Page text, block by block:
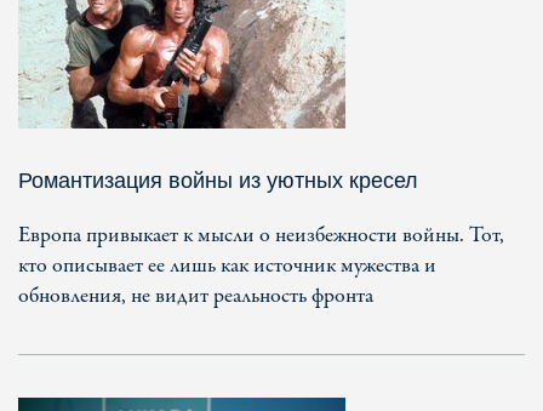
Романтизация войны из уютных кресел
Европа привыкает к мысли о неизбежности войны. Тот,
кто описывает ее лишь как источник мужества и
обновления, не видит реальность фронта